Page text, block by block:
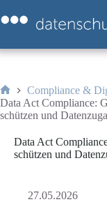
Inhalt
springen
Start
Compliance &
Data Act Compliance:
schützen und
Data Act
schützen und
27.05.2026